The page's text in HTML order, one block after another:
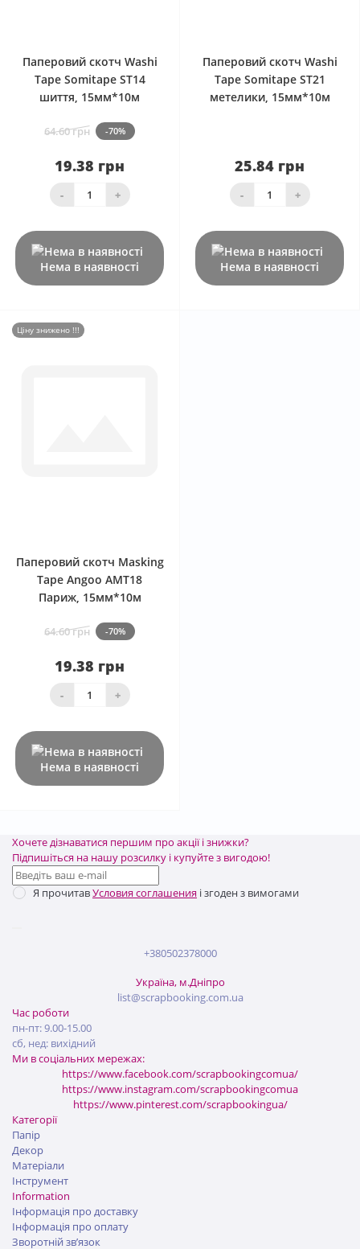
Паперовий скотч Washi
Tape Somitape ST14
шиття, 15мм*10м
64.60 грн -70%
19.38 грн
- +
Нема в наявності
Паперовий скотч Washi
Tape Somitape ST21
метелики, 15мм*10м
25.84 грн
- +
Нема в наявності
Ціну знижено !!!
Паперовий скотч Masking
Tape Angoo AMT18
Париж, 15мм*10м
64.60 грн -70%
19.38 грн
- +
Нема в наявності
Хочете дізнаватися першим про акції і знижки?
Підпишіться на нашу розсилку і купуйте з вигодою!
Я прочитавУсловия соглашения і згоден з вимогами
+380502378000
Україна, м.Дніпро
list@scrapbooking.com.ua
Категорії
Папір
Декор
Матеріали
Інструмент
Information
Інформація про доставку
Інформація про оплату
Зворотній зв’язок
Час роботи
пн-пт: 9.00-15.00
сб, нед: вихідний
Ми в соціальних мережах:
https://www.facebook.com/scrapbookingcomua/
https://www.instagram.com/scrapbookingcomua
https://www.pinterest.com/scrapbookingua/